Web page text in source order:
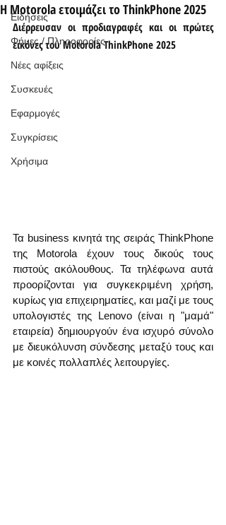
Ειδήσεις
Φήμες / Πληροφορίες
Νέες αφίξεις
Συσκευές
Εφαρμογές
Συγκρίσεις
Χρήσιμα
Η Motorola ετοιμάζει το ThinkPhone 2025
Διέρρευσαν οι προδιαγραφές και οι πρώτες
εικόνες του Motorola ThinkPhone 2025
Τα business κινητά της σειράς ThinkPhone
της Motorola έχουν τους δικούς τους
πιστούς ακόλουθους. Τα τηλέφωνα αυτά
προορίζονται για συγκεκριμένη χρήση,
κυρίως για επιχειρηματίες, και μαζί με τους
υπολογιστές της Lenovo (είναι η "μαμά"
εταιρεία) δημιουργούν ένα ισχυρό σύνολο
με διευκόλυνση σύνδεσης μεταξύ τους και
με κοινές πολλαπλές λειτουργίες.